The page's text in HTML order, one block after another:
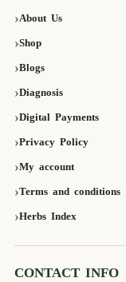
About Us
Shop
Blogs
Diagnosis
Digital Payments
Privacy Policy
My account
Terms and conditions
Herbs Index
CONTACT INFO